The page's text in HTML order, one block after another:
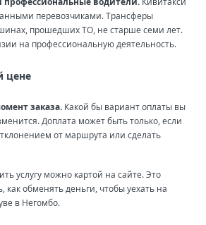
перевозчиками. Трансферы
прошедших ТО, не старше семи лет.
на профессиональную деятельность.
цене
заказа. Какой бы вариант оплаты вы
Доплата может быть только, если
от маршрута или сделать
услугу можно картой на сайте. Это
как обменять деньги, чтобы уехать на
в Негомбо.